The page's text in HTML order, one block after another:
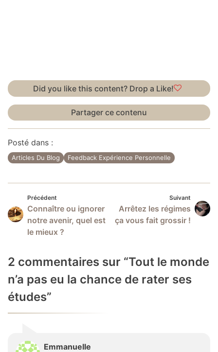
Did you like this content? Drop a Like!
Partager ce contenu
Posté dans :
Articles Du Blog Feedback Expérience Personnelle
Navigation
de
l’article
Précédent
Connaître ou ignorer
notre avenir, quel est
le mieux ?
Suivant
Arrêtez les régimes
ça vous fait grossir !
2 commentaires sur “Tout le monde
n’a pas eu la chance de rater ses
études”
Emmanuelle